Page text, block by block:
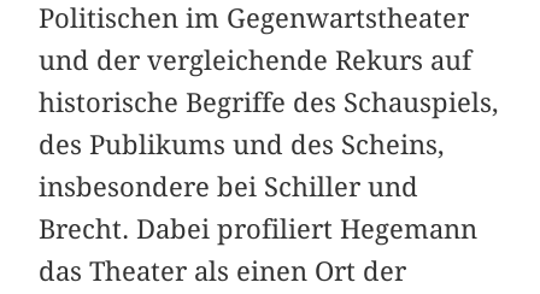
Politischen im Gegenwartstheater
und der vergleichende Rekurs auf
historische Begriffe des Schauspiels,
des Publikums und des Scheins,
insbesondere bei Schiller und
Brecht. Dabei profiliert Hegemann
das Theater als einen Ort der